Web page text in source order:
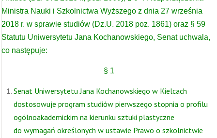
Ministra Nauki i Szkolnictwa Wyższego z dnia 27 września
2018 r. w sprawie studiów (Dz.U. 2018 poz. 1861) oraz § 59
Statutu Uniwersytetu Jana Kochanowskiego, Senat uchwala,
co następuje:
§ 1
Senat Uniwersytetu Jana Kochanowskiego w Kielcach
dostosowuje program studiów pierwszego stopnia o profilu
ogólnoakademickim na kierunku sztuki plastyczne
do wymagań określonych w ustawie Prawo o szkolnictwie